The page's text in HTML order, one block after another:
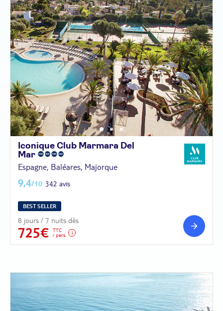
Iconique Club Marmara Del
Mar
Espagne, Baléares, Majorque
9,4/10 342 avis
BEST SELLER
8 jours / 7 nuits dès
725€
TTC
/ pers.